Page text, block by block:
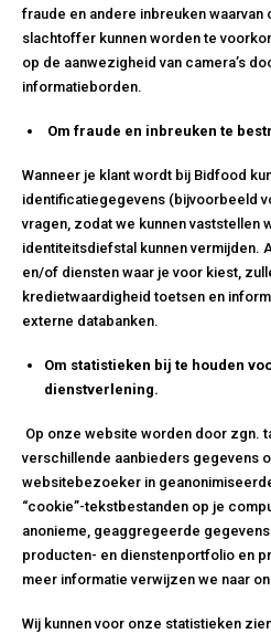
fraude en andere inbreuken
slachtoffer kunnen worden te
op de aanwezigheid van camera’s
informatieborden.
Om fraude en inbreuken te
Wanneer je klant wordt bij Bidfood
identificatiegegevens (bijvoorbeeld
vragen, zodat we kunnen vaststellen
identiteitsdiefstal kunnen vermijden.
en/of diensten waar je voor kiest,
kredietwaardigheid toetsen en
externe databanken.
Om statistieken bij te houden
dienstverlening.
Op onze website worden door zgn.
verschillende aanbieders gegevens
websitebezoeker in
“cookie”-tekstbestanden op je
anonieme, geaggregeerde
producten- en dienstenportfolio en
meer informatie verwijzen we naar
Wij kunnen voor onze statistieken